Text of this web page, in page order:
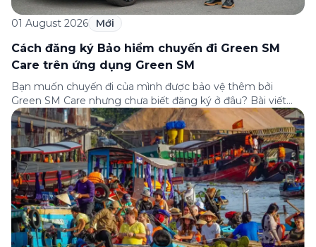
01 August 2026 Mới
Cách đăng ký Bảo hiểm chuyến đi Green SM
Care trên ứng dụng Green SM
Bạn muốn chuyến đi của mình được bảo vệ thêm bởi
Green SM Care nhưng chưa biết đăng ký ở đâu? Bài viết
dưới đây sẽ hướng dẫn chi tiết cách tham gia (và hủy tham
gia) gói bảo hiểm này ngay trên ứng dụng Green SM, cùng
những lưu ý quan trọng trước khi […]